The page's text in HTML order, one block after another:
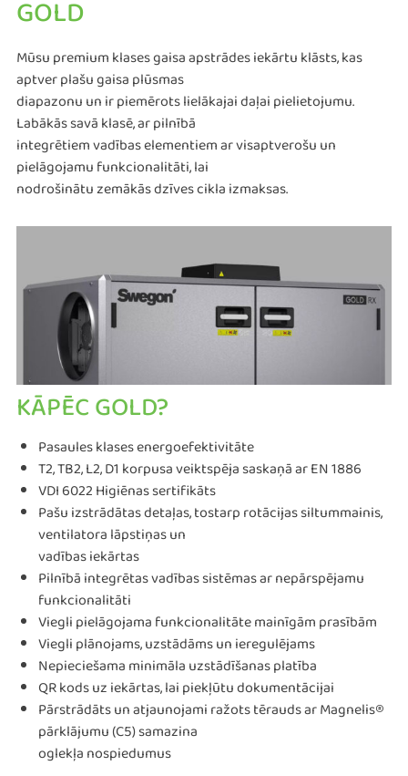
GOLD
Mūsu premium klases gaisa apstrādes iekārtu klāsts, kas
aptver plašu gaisa plūsmas
diapazonu un ir piemērots lielākajai daļai pielietojumu.
Labākās savā klasē, ar pilnībā
integrētiem vadības elementiem ar visaptverošu un
pielāgojamu funkcionalitāti, lai
nodrošinātu zemākās dzīves cikla izmaksas.
KĀPĒC GOLD?
Pasaules klases energoefektivitāte
T2, TB2, L2, D1 korpusa veiktspēja saskaņā ar EN 1886
VDI 6022 Higiēnas sertifikāts
Pašu izstrādātas detaļas, tostarp rotācijas siltummainis,
ventilatora lāpstiņas un
vadības iekārtas
Pilnībā integrētas vadības sistēmas ar nepārspējamu
funkcionalitāti
Viegli pielāgojama funkcionalitāte mainīgām prasībām
Viegli plānojams, uzstādāms un ieregulējams
Nepieciešama minimāla uzstādīšanas platība
QR kods uz iekārtas, lai piekļūtu dokumentācijai
Pārstrādāts un atjaunojami ražots tērauds ar Magnelis®
pārklājumu (C5) samazina
oglekļa nospiedumus